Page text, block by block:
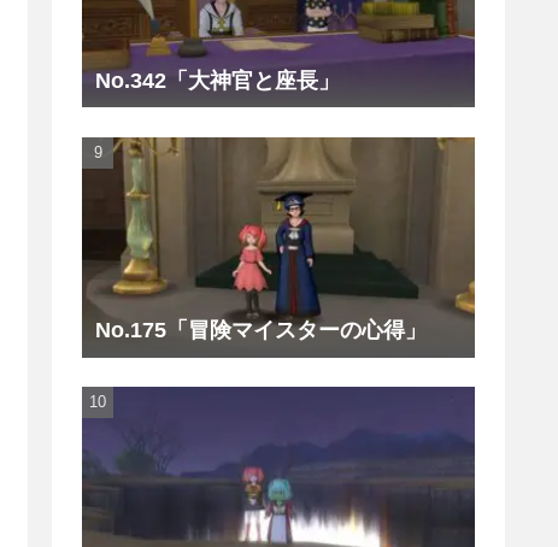
No.342「大神官と座長」
No.175「冒険マイスターの心得」